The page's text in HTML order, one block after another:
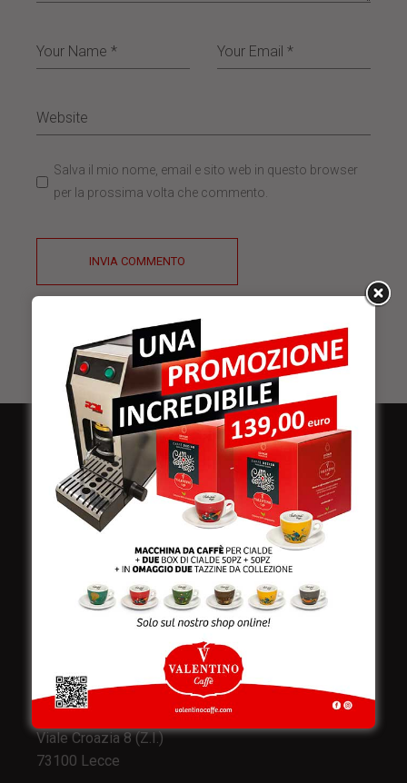
Salva il mio nome, email e sito web in questo browser
per la prossima volta che commento.
INVIA COMMENTO
e produzione:
Viale Croazia 8 (Z.I.)
73100 Lecce